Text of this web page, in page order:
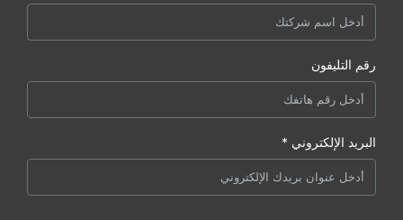
رقم التليفون
البريد الإلكتروني *